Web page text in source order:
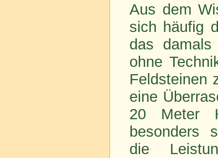
Aus dem
sich häufig
das
ohne
Feldsteinen
eine
20 Meter
besonders
die